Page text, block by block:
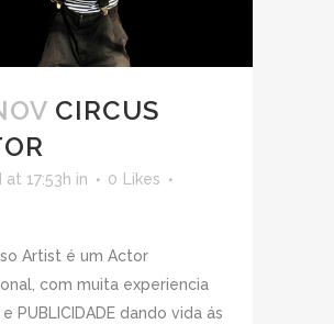
CIRCUS
17:53h in 0 Likes
Artist é um Actor
com muita experiencia
PUBLICIDADE dando vida ás